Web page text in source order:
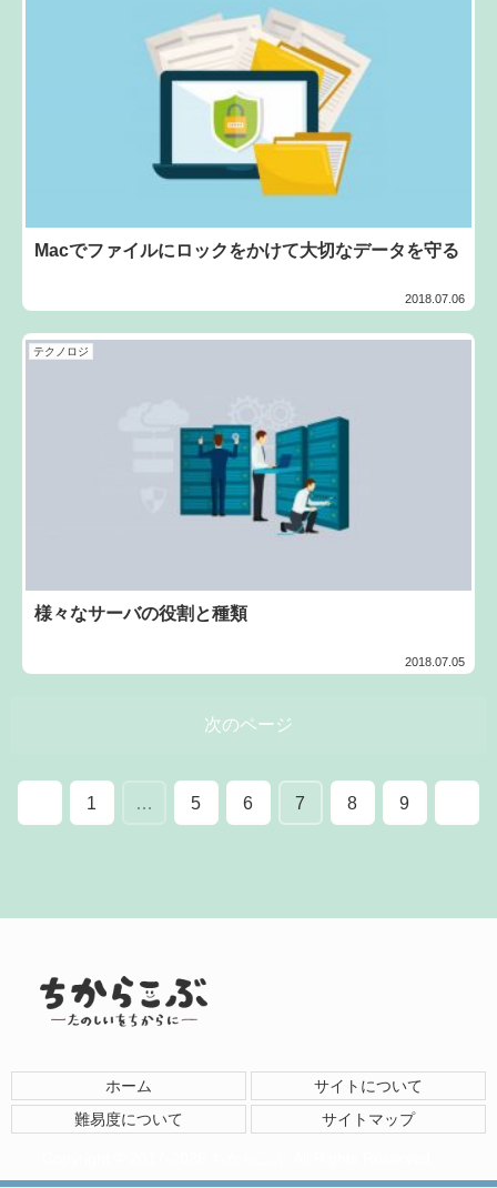
Macでファイルにロックをかけて大切なデータを守る
2018.07.06
テクノロジ
様々なサーバの役割と種類
2018.07.05
次のページ
1 … 5 6 7 8 9
ホーム
サイトについて
難易度について
サイトマップ